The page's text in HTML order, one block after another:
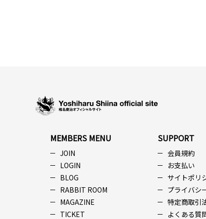
MEMBERS MENU
JOIN
LOGIN
BLOG
RABBIT ROOM
MAGAZINE
TICKET
SUPPORT
会員規約
お支払い
サイトポリ
プライバシ
特定商取引
よくある質